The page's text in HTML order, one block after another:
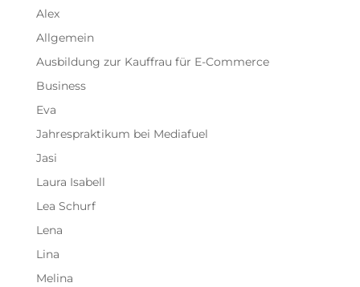
Alex
Allgemein
Ausbildung zur Kauffrau für E-Commerce
Business
Eva
Jahrespraktikum bei Mediafuel
Jasi
Laura Isabell
Lea Schurf
Lena
Lina
Melina